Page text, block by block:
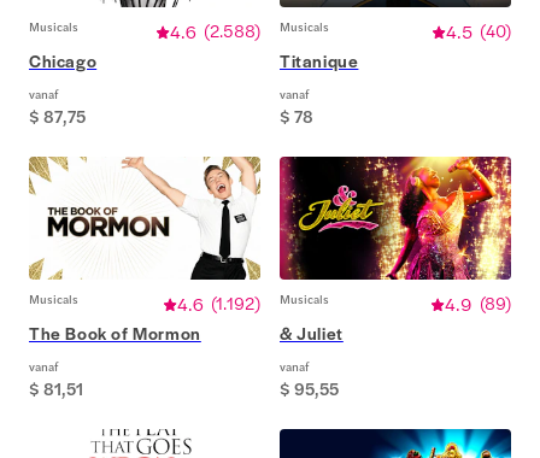
Musicals 4.6 (2.588)
Chicago
vanaf
$ 87,75
Musicals 4.5 (40)
Titanique
vanaf
$ 78
Musicals 4.6 (1.192)
The Book of Mormon
vanaf
$ 81,51
Musicals 4.9 (89)
& Juliet
vanaf
$ 95,55